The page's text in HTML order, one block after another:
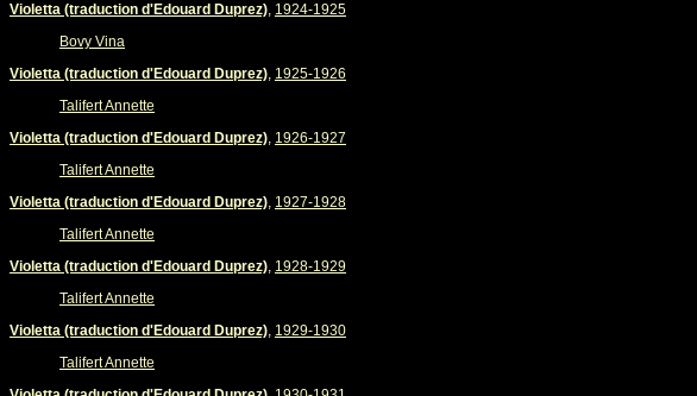
Violetta (traduction d'Edouard Duprez), 1924-1925
Bovy Vina
Violetta (traduction d'Edouard Duprez), 1925-1926
Talifert Annette
Violetta (traduction d'Edouard Duprez), 1926-1927
Talifert Annette
Violetta (traduction d'Edouard Duprez), 1927-1928
Talifert Annette
Violetta (traduction d'Edouard Duprez), 1928-1929
Talifert Annette
Violetta (traduction d'Edouard Duprez), 1929-1930
Talifert Annette